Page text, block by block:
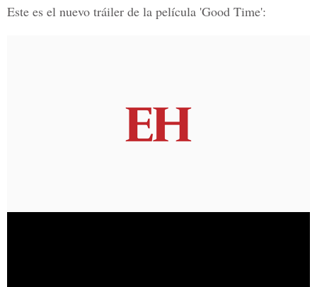
Este es el nuevo tráiler de la película 'Good Time':